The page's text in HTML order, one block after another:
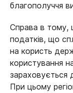
благополуччя
Справа в тому,
податків, що
на користь
користування
При цьому